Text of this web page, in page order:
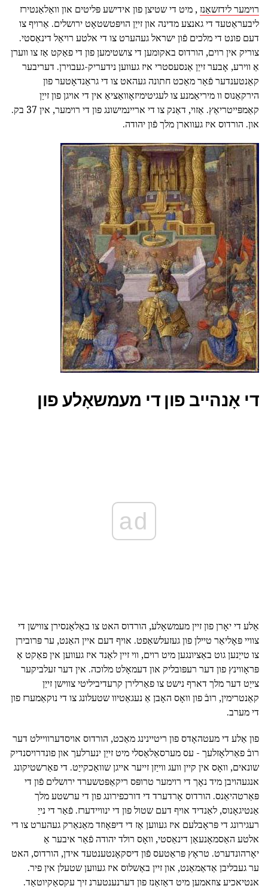
רוימער לידזשאַנז , מיט די שטיצן פון אידישע פּליטים און וואַלאַנטירז
ליבעראַטעד די גאנצע מדינה און זייַן הויפּטשטאָט ירושלים. אַרויף צו
דעם פונט די מלכים פֿון ישראל געהערט צו די אלטע רויאַל דינאַסטי.
צוריק אין רוים, הורדוס באקומען די צושטימען פון די פאַקט אַז צו ווערן
אַ ווירע, אָבער זייַן אַנסעסטרי איז געווען נידעריק-געבוירן. דעריבער
קאַנטענדער פֿאַר מאַכט חתונה געהאט צו די גראַנדאָטער פון
הירקאַנוס וו מיריאַמנע צו לעגיטימיזאָוואַציאַ אין די אויגן פון זייַן
קאַמפּייטריאַץ. אַזוי, דאַנק צו די אריינמישונג פון די רוימער, אין 37 בק.
און. הורדוס איז געווארן מלך פֿון יהודה.
די אָנהייב פון די מעמשאָלע פון
ad
אַלע די יאָרן פון זיין מעמשאָלע, הורדוס האט צו באַלאַנסירן צווישן די
צוויי פּאָליאַר טיילן פון געזעלשאַפט. אויף דעם איין האַנט, ער פּרובירן
צו טייַנען גוט באַציונגען מיט רוים, ווי זיין לאַנד איז געווען אין פאַקט אַ
פּראָווינץ פון דער רעפּובליק און דעמאָלט מלוכה. אין דער זעלביקער
צייַט דער מלך דארף נישט צו פאַרלירן קרעדיביליטי צווישן זייַן
קאַנטרימין, רובֿ פון וואָס האָבן אַ נעגאַטיוו שטעלונג צו די נוקאַמערז פון
די מערב.
פון אַלע די מעטהאָדס פון ריטיינינג מאַכט, הורדוס אויסדערוויילט דער
רובֿ פאַרלאָזלעך - עס מערסאַלאַסלי מיט זייַן ינערלעך און פונדרויסנדיק
שונאים, וואָס אין קיין וועג ווייַזן זייער אייגן שוואַכקייַט. די פאַרשטיקונג
אנגעהויבן מיד נאָך די רוימער טרופּס ריקאַפּטשערד ירושלים פֿון די
פּאַרטהיאַנס. הורדוס אָרדערד די דורכפירונג פון די ערשטע מלך
אַנטיגאָנוס, לאַנדיד אויף דעם שטול פון די ינוויידערז. פֿאַר די נייַ
רעגירונג די פּראָבלעם איז געווען אַז די דיפּאָוזד מאַנאַרק געהערט צו די
אלטע האַסמאָנעאַן דינאַסטי, וואָס רולד יהודה פֿאַר איבער אַ
יאָרהונדערט. טראָץ פּראַטעס פֿון דיסקאָנטענטעד אידן, הורדוס, האט
ער געבליבן אַדאַמאַנט, און זיין באַשלוס איז געווען שטעלן אין פיר.
אנטיאכיע צוזאמען מיט דאַזאַנז פון דערנענטערנ זיך עקסאַקיוטאַד.